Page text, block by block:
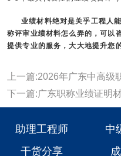
业绩材料绝对是关乎工程人
称评审业绩材料怎么弄的，可以
提供专业的服务，大大地提升您
助理工程师 中
干货分享